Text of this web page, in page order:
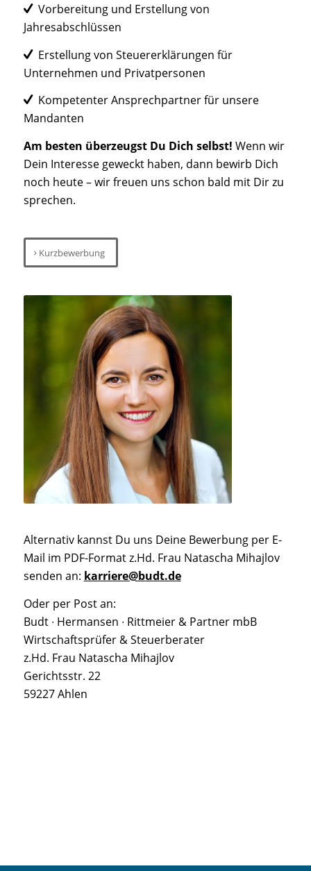
Vorbereitung und Erstellung von
Jahresabschlüssen
Erstellung von Steuererklärungen für
Unternehmen und Privatpersonen
Kompetenter Ansprechpartner für unsere
Mandanten
Am besten überzeugst Du Dich selbst! Wenn wir
Dein Interesse geweckt haben, dann bewirb Dich
noch heute – wir freuen uns schon bald mit Dir zu
sprechen.
Kurzbewerbung
Alternativ kannst Du uns Deine Bewerbung per E-
Mail im PDF-Format z.Hd. Frau Natascha Mihajlov
senden an: karriere@budt.de
Oder per Post an:
Budt ∙ Hermansen ∙ Rittmeier & Partner mbB
Wirtschaftsprüfer & Steuerberater
z.Hd. Frau Natascha Mihajlov
Gerichtsstr. 22
59227 Ahlen